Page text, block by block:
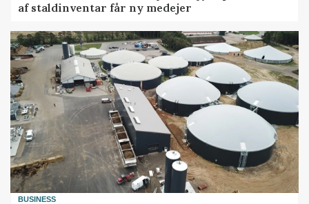
af staldinventar får ny medejer
BUSINESS